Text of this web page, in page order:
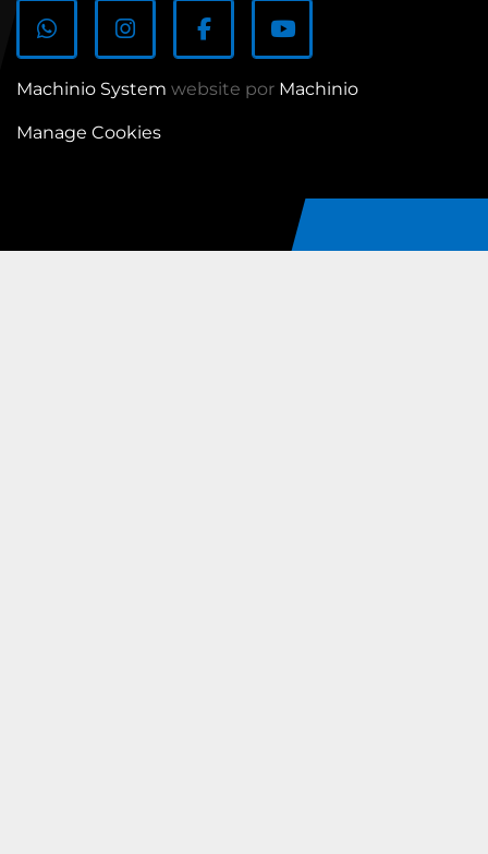
whatsappinstagramfacebookyoutube
Machinio System website por Machinio
Manage Cookies